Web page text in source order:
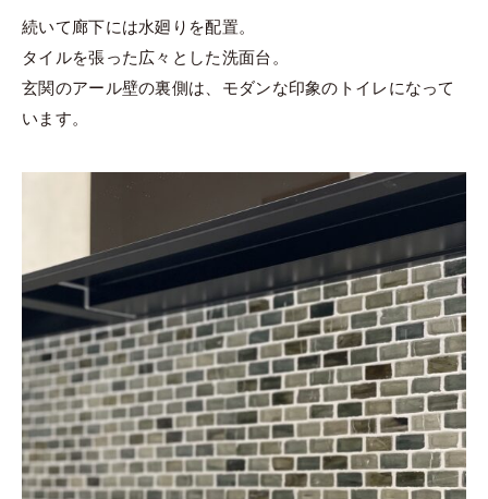
続いて廊下には水廻りを配置。
タイルを張った広々とした洗面台。
玄関のアール壁の裏側は、モダンな印象のトイレになって
います。